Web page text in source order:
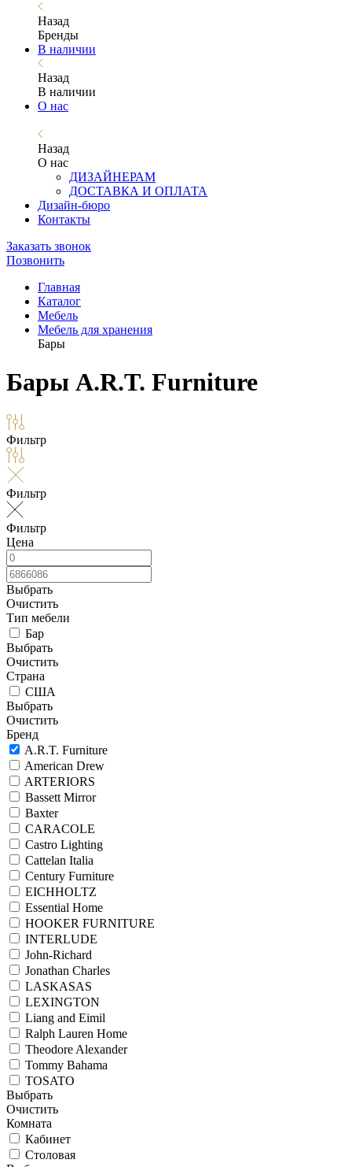
Назад
Бренды
В наличии
Назад
В наличии
О нас
Назад
О нас
ДИЗАЙНЕРАМ
ДОСТАВКА И ОПЛАТА
Дизайн-бюро
Контакты
Заказать звонок
Позвонить
Главная
Каталог
Мебель
Мебель для хранения
Бары
Бары A.R.T. Furniture
Фильтр
Фильтр
Фильтр
Цена
Выбрать
Очистить
Тип мебели
Бар
Выбрать
Очистить
Страна
США
Выбрать
Очистить
Бренд
A.R.T. Furniture
American Drew
ARTERIORS
Bassett Mirror
Baxter
CARACOLE
Castro Lighting
Cattelan Italia
Century Furniture
EICHHOLTZ
Essential Home
HOOKER FURNITURE
INTERLUDE
John-Richard
Jonathan Charles
LASKASAS
LEXINGTON
Liang and Eimil
Ralph Lauren Home
Theodore Alexander
Tommy Bahama
TOSATO
Выбрать
Очистить
Комната
Кабинет
Столовая